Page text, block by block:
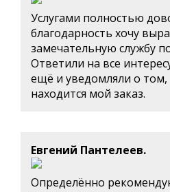
Услугами полностью
благодарность хочу
замечательную службу
Ответили на все
ещё и уведомляли о том,
находится мой заказ.
Евгений Пантелеев.
Определённо